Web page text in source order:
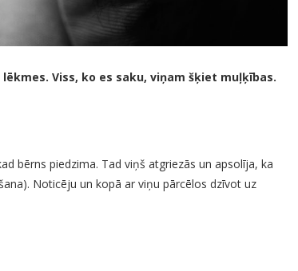
Viss, ko es saku, viņam šķiet muļķības.
bērns piedzima. Tad viņš atgriezās un apsolīja, ka
Noticēju un kopā ar viņu pārcēlos dzīvot uz